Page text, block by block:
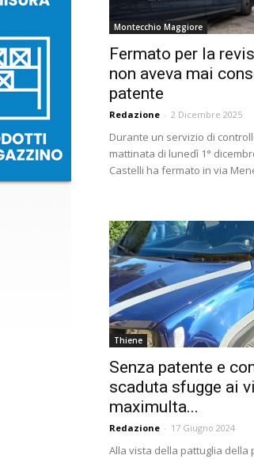
Montecchio Maggiore
Fermato per la
non aveva mai
patente
Redazione - 2 Dicembre 2025
Durante un servizio di
mattinata di lunedì 1°
Castelli ha fermato in via
Thiene
Senza patente e
scaduta sfugge ai
maximulta...
Redazione - 17 Giugno 2024
Alla vista della pattuglia della